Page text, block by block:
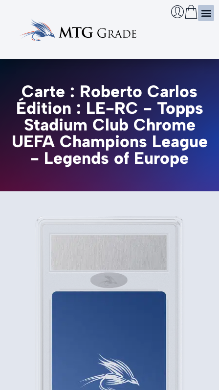
Carte : Roberto Carlos
Édition : LE-RC - Topps
Stadium Club Chrome
UEFA Champions League
- Legends of Europe